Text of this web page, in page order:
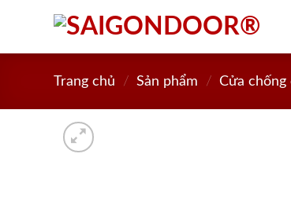
Trang chủ / Sản phẩm / Cửa chống